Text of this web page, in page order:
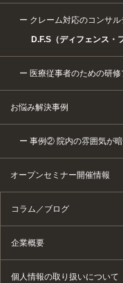
クレーム対応のコンサ
D.F.S（ディフェンス・
医療従事者のための研
お悩み解決事例
事例② 院内の雰囲気が
オープンセミナー開催情報
コラム／ブログ
企業概要
個人情報の取り扱いについて